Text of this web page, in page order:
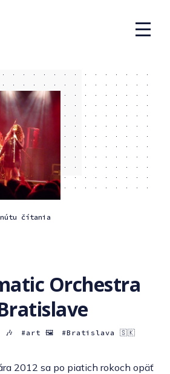
čítania
Orchestra
🎶 art 🖼 Bratislava 🇸🇰
2012 sa po piatich rokoch opäť